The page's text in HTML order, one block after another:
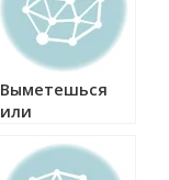
Выметешься
или
правильно?